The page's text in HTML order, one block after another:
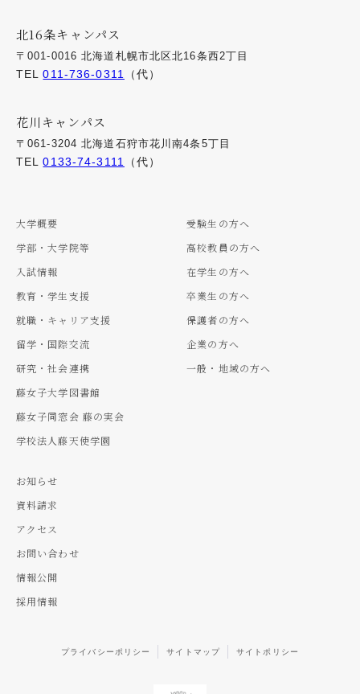
北16条キャンパス
〒001-0016 北海道札幌市北区北16条西2丁目
TEL011-736-0311 （代）
花川キャンパス
〒061-3204 北海道石狩市花川南4条5丁目
TEL0133-74-3111 （代）
大学概要
学部・大学院等
入試情報
教育・学生支援
就職・キャリア支援
留学・国際交流
研究・社会連携
藤女子大学図書館
藤女子同窓会 藤の実会
学校法人藤天使学園
受験生の方へ
高校教員の方へ
在学生の方へ
卒業生の方へ
保護者の方へ
企業の方へ
一般・地域の方へ
お知らせ
資料請求
アクセス
お問い合わせ
情報公開
採用情報
プライバシーポリシー サイトマップ サイトポリシー